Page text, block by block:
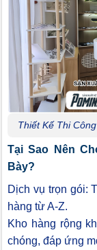
Thiết Kế Thi
Tại Sao Nên
Bày?
Dịch vụ trọn gói:
hàng từ A-Z.
Kho hàng rộng
chóng, đáp ứng